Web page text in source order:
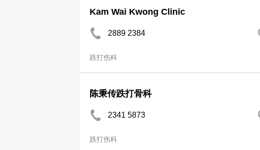
Kam Wai Kwong Clinic
2889 2384
跌打伤科
陈秉传跌打骨科
2341 5873
跌打伤科